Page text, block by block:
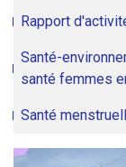
Rapport
Santé-
santé femmes
Santé